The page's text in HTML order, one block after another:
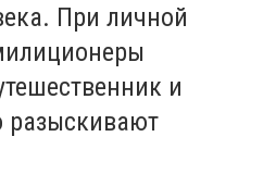
При личной
и
разыскивают